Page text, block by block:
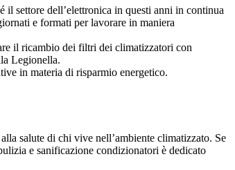
il settore dell’elettronica in questi anni in continua
e formati per lavorare in maniera
il ricambio dei filtri dei climatizzatori con
Legionella.
in materia di risparmio energetico.
salute di chi vive nell’ambiente climatizzato. Se
e sanificazione condizionatori è dedicato